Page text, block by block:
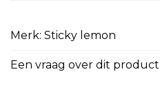
Merk: Sticky lemon
Een vraag over dit product